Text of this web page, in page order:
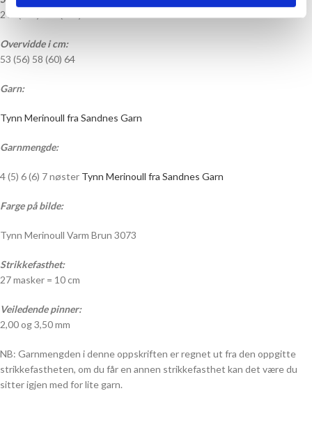
2 år (4 år) 6 år (8 år) 10-12 år
Overvidde i cm:
53 (56) 58 (60) 64
Garn:
Tynn Merinoull fra Sandnes Garn
Garnmengde:
4 (5) 6 (6) 7 nøster Tynn Merinoull fra Sandnes Garn
Farge på bilde:
Tynn Merinoull Varm Brun 3073
Strikkefasthet:
27 masker = 10 cm
Veiledende pinner:
2,00 og 3,50 mm
NB: Garnmengden i denne oppskriften er regnet ut fra den oppgitte
strikkefastheten, om du får en annen strikkefasthet kan det være du
sitter igjen med for lite garn.